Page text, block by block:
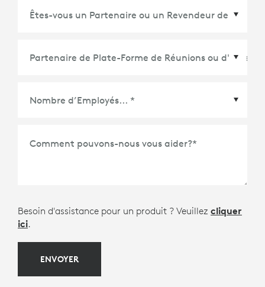
Partenaire de Plate-Forme de Réunions ou
d'Écosystème
Comment pouvons-nous vous aider?*
Besoin d'assistance pour un produit ? Veuillez cliquer
ici.
ENVOYER